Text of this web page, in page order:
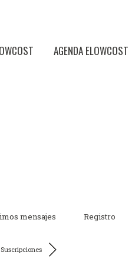
AGENDA ELOWCOST
mensajes Registro
Suscripciones